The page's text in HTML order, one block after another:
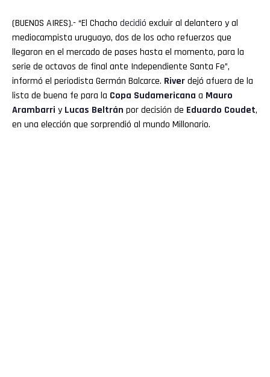
(BUENOS AIRES).- “El Chacho decidió excluir al delantero y al
mediocampista uruguayo, dos de los ocho refuerzos que
llegaron en el mercado de pases hasta el momento, para la
serie de octavos de final ante Independiente Santa Fe”,
informó el periodista Germán Balcarce. Riverdejó afuera de la
lista de buena fe para la Copa Sudamericana a Mauro
Arambarri y Lucas Beltrán por decisión de Eduardo Coudet,
en una elección que sorprendió al mundo Millonario.